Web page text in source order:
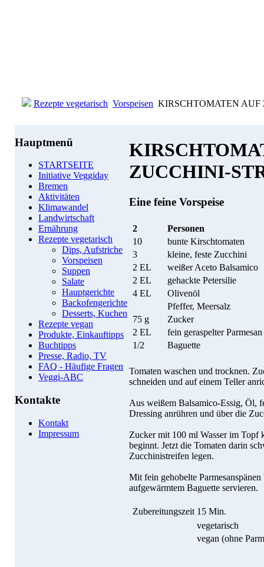
Rezepte vegetarisch Vorspeisen KIRSCHTOMATEN AUF
Hauptmenü
STARTSEITE
Initiative Veggiday
Bremen
Aktivitäten
Klimawandel
Landwirtschaft
Ernährung
Rezepte vegetarisch
Dips, Aufstriche
Vorspeisen
Suppen
Salate
Hauptgerichte
Backofengerichte
Desserts, Kuchen
Rezepte vegan
Produkte, Einkauftipps
Buchtipps
Presse, Radio, TV
FAQ - Häufige Fragen
Veggi-ABC
Kontakte
Kontakt
Impressum
ZUCCHINI-
Eine feine Vorspeise
2
Personen
10
bunte Kirschtomaten
3
kleine, feste Zucchini
2 EL
weißer Aceto Balsamico
2 EL
gehackte Petersilie
4 EL
Olivenöl
Pfeffer, Meersalz
75 g
Zucker
2 EL
fein geraspelter Parmesan
1/2
Baguette
Tomaten waschen und trocknen.
schneiden und auf einem Teller
Aus weißem Balsamico-Essig, Öl,
Dressing anrühren und über die
Zucker mit 100 ml Wasser im Topf
beginnt. Jetzt die Tomaten darin
Zucchinistreifen legen.
Mit fein gehobelte
aufgewärmtem Baguette servieren.
Zubereitungszeit 15 Min.
vegetarisch
vegan (ohne